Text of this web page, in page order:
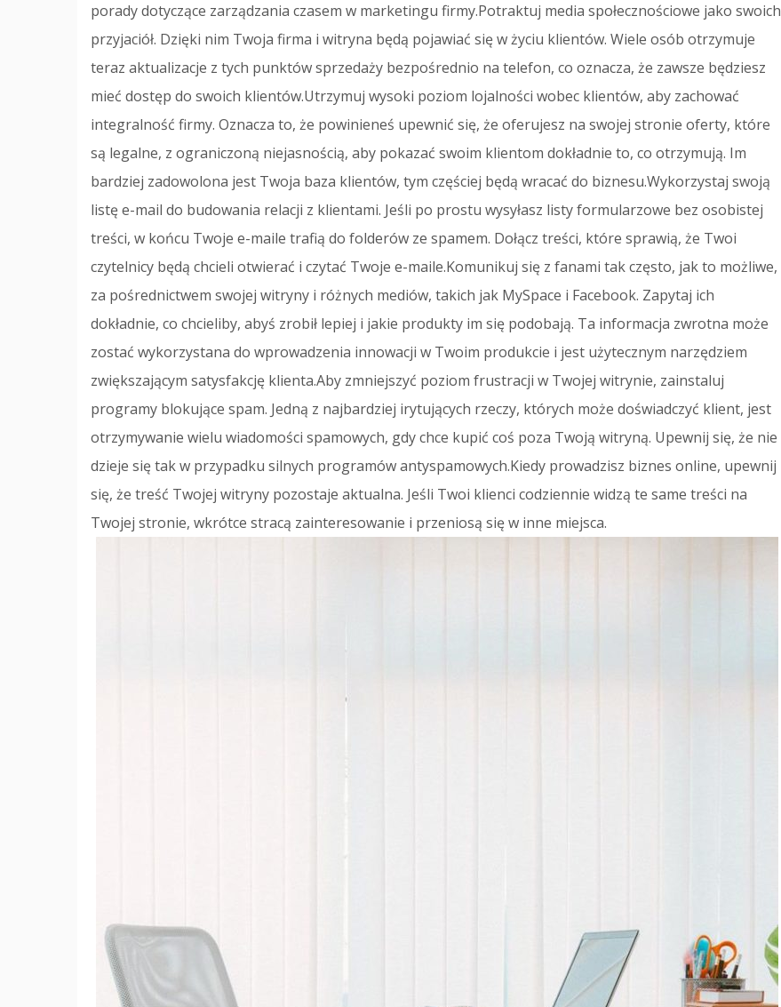
porady dotyczące zarządzania czasem w marketingu firmy.Potraktuj media społecznościowe jako swoich
przyjaciół. Dzięki nim Twoja firma i witryna będą pojawiać się w życiu klientów. Wiele osób otrzymuje
teraz aktualizacje z tych punktów sprzedaży bezpośrednio na telefon, co oznacza, że ​​zawsze będziesz
mieć dostęp do swoich klientów.Utrzymuj wysoki poziom lojalności wobec klientów, aby zachować
integralność firmy. Oznacza to, że powinieneś upewnić się, że oferujesz na swojej stronie oferty, które
są legalne, z ograniczoną niejasnością, aby pokazać swoim klientom dokładnie to, co otrzymują. Im
bardziej zadowolona jest Twoja baza klientów, tym częściej będą wracać do biznesu.Wykorzystaj swoją
listę e-mail do budowania relacji z klientami. Jeśli po prostu wysyłasz listy formularzowe bez osobistej
treści, w końcu Twoje e-maile trafią do folderów ze spamem. Dołącz treści, które sprawią, że Twoi
czytelnicy będą chcieli otwierać i czytać Twoje e-maile.Komunikuj się z fanami tak często, jak to możliwe,
za pośrednictwem swojej witryny i różnych mediów, takich jak MySpace i Facebook. Zapytaj ich
dokładnie, co chcieliby, abyś zrobił lepiej i jakie produkty im się podobają. Ta informacja zwrotna może
zostać wykorzystana do wprowadzenia innowacji w Twoim produkcie i jest użytecznym narzędziem
zwiększającym satysfakcję klienta.Aby zmniejszyć poziom frustracji w Twojej witrynie, zainstaluj
programy blokujące spam. Jedną z najbardziej irytujących rzeczy, których może doświadczyć klient, jest
otrzymywanie wielu wiadomości spamowych, gdy chce kupić coś poza Twoją witryną. Upewnij się, że nie
dzieje się tak w przypadku silnych programów antyspamowych.Kiedy prowadzisz biznes online, upewnij
się, że treść Twojej witryny pozostaje aktualna. Jeśli Twoi klienci codziennie widzą te same treści na
Twojej stronie, wkrótce stracą zainteresowanie i przeniosą się w inne miejsca.